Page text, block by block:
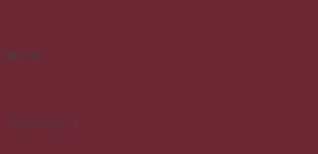
妹から
｢久しぶり。｣